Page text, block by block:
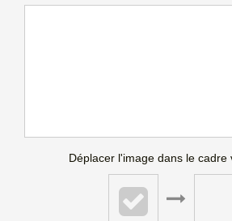
Déplacer l'image dans le cadre